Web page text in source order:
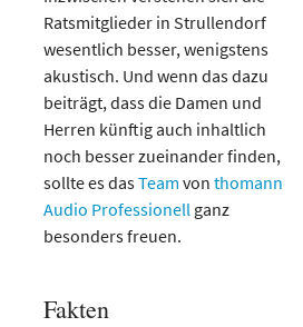
Ratsmitglieder in Strullendorf
wesentlich besser, wenigstens
akustisch. Und wenn das dazu
beiträgt, dass die Damen und
Herren künftig auch inhaltlich
noch besser zueinander finden,
sollte es dasTeam von thomann
Audio Professionellganz
besonders freuen.
Fakten